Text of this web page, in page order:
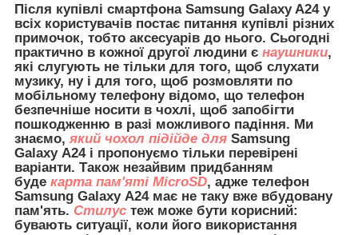
Після купівлі смартфона Samsung Galaxy A24 у
всіх користувачів постає питання купівлі різних
примочок, тобто аксесуарів до нього. Сьогодні
практично в кожної другої людини є наушники,
які слугують не тільки для того, щоб слухати
музику, ну і для того, щоб розмовляти по
мобільному телефону відомо, що телефон
безпечніше носити в чохлі, щоб запобігти
пошкодженню в разі можливого падіння. Ми
знаємо, який чохол підійде для Samsung
Galaxy A24 і пропонуємо тільки перевірені
варіанти. Також незайвим придбанням
буде карта пам'яті MicroSD, адже телефон
Samsung Galaxy A24 має не таку вже вбудовану
пам'ять. Стилус теж може бути корисний:
бувають ситуації, коли його використання